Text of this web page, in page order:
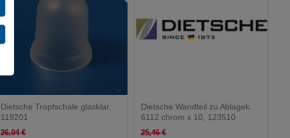
Dietsche Tropfschale glasklar,
119201
26,04 €
Dietsche Wandteil zu Ablagek.
6112 chrom x 10, 123510
25,46 €